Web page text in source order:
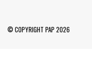
© COPYRIGHT PAP 2026